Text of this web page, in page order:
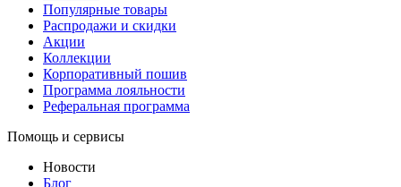
Популярные товары
Распродажи и скидки
Акции
Коллекции
Корпоративный пошив
Программа лояльности
Реферальная программа
Помощь и сервисы
Новости
Блог